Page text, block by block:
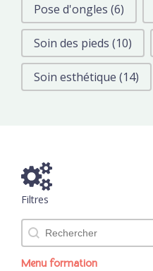
Pose d'ongles (6)
Soin des pieds (10)
Soin esthétique (14)
Filtres
Rechercher
Menu formation